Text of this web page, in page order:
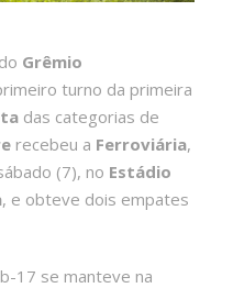
Grêmio
turno da primeira
das categorias de
recebeu a Ferroviária,
(7), no Estádio
, e obteve dois empates
17 se manteve na